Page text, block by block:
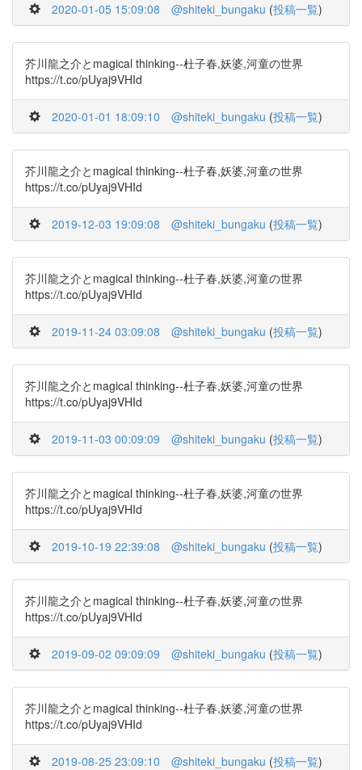
2020-01-05 15:09:08 @shiteki_bungaku (投稿一覧)
芥川龍之介とmagical thinking--杜子春,妖婆,河童の世界
https://t.co/pUyaj9VHId
2020-01-01 18:09:10 @shiteki_bungaku (投稿一覧)
芥川龍之介とmagical thinking--杜子春,妖婆,河童の世界
https://t.co/pUyaj9VHId
2019-12-03 19:09:08 @shiteki_bungaku (投稿一覧)
芥川龍之介とmagical thinking--杜子春,妖婆,河童の世界
https://t.co/pUyaj9VHId
2019-11-24 03:09:08 @shiteki_bungaku (投稿一覧)
芥川龍之介とmagical thinking--杜子春,妖婆,河童の世界
https://t.co/pUyaj9VHId
2019-11-03 00:09:09 @shiteki_bungaku (投稿一覧)
芥川龍之介とmagical thinking--杜子春,妖婆,河童の世界
https://t.co/pUyaj9VHId
2019-10-19 22:39:08 @shiteki_bungaku (投稿一覧)
芥川龍之介とmagical thinking--杜子春,妖婆,河童の世界
https://t.co/pUyaj9VHId
2019-09-02 09:09:09 @shiteki_bungaku (投稿一覧)
芥川龍之介とmagical thinking--杜子春,妖婆,河童の世界
https://t.co/pUyaj9VHId
2019-08-25 23:09:10 @shiteki_bungaku (投稿一覧)